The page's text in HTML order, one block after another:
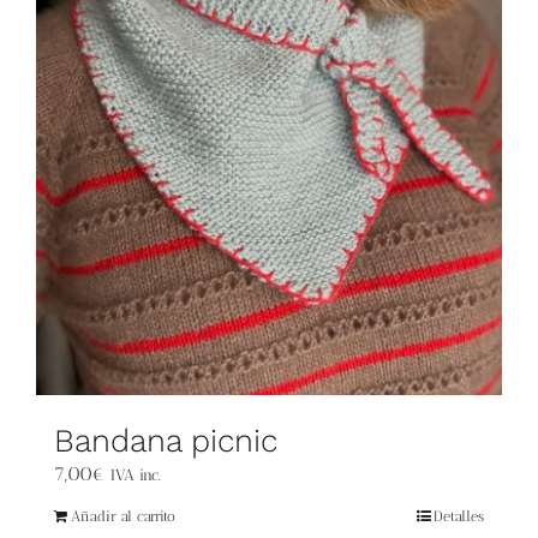
Blog
Contacto
Newsletter
Carrito
Mi cuenta
Bandana picnic
7,00€ IVA inc.
Añadir al carrito Detalles